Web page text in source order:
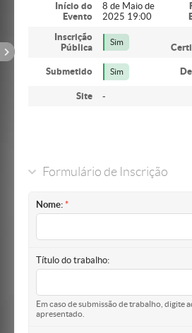
Início do
Evento
8 de Maio de
2025 19:00
Inscrição
Pública
Sim
Submetido Sim
Site -
Formulário de Inscrição
Nome:
Título do trabalho:
Em caso de submissão de trabalho, digite
apresentado.